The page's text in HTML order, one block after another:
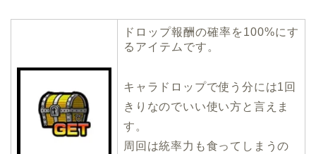
ドロップ報酬の確率を100%にす
るアイテムです。
キャラドロップで使う分には1回
きりなのでいい使い方と言えま
す。
周回は統率力も食ってしまうの